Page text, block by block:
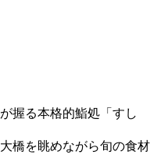
橋を眺めながら旬の食材